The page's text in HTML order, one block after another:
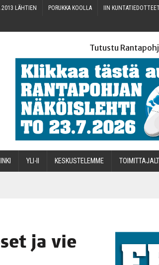
2013 LÄHTIEN PORUK­KA KOOLLA IIN
Tutustu
YLI-II KES­KUS­TE­LEM­ME
ja vie